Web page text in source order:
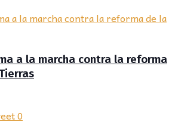
a la marcha contra la reforma
0